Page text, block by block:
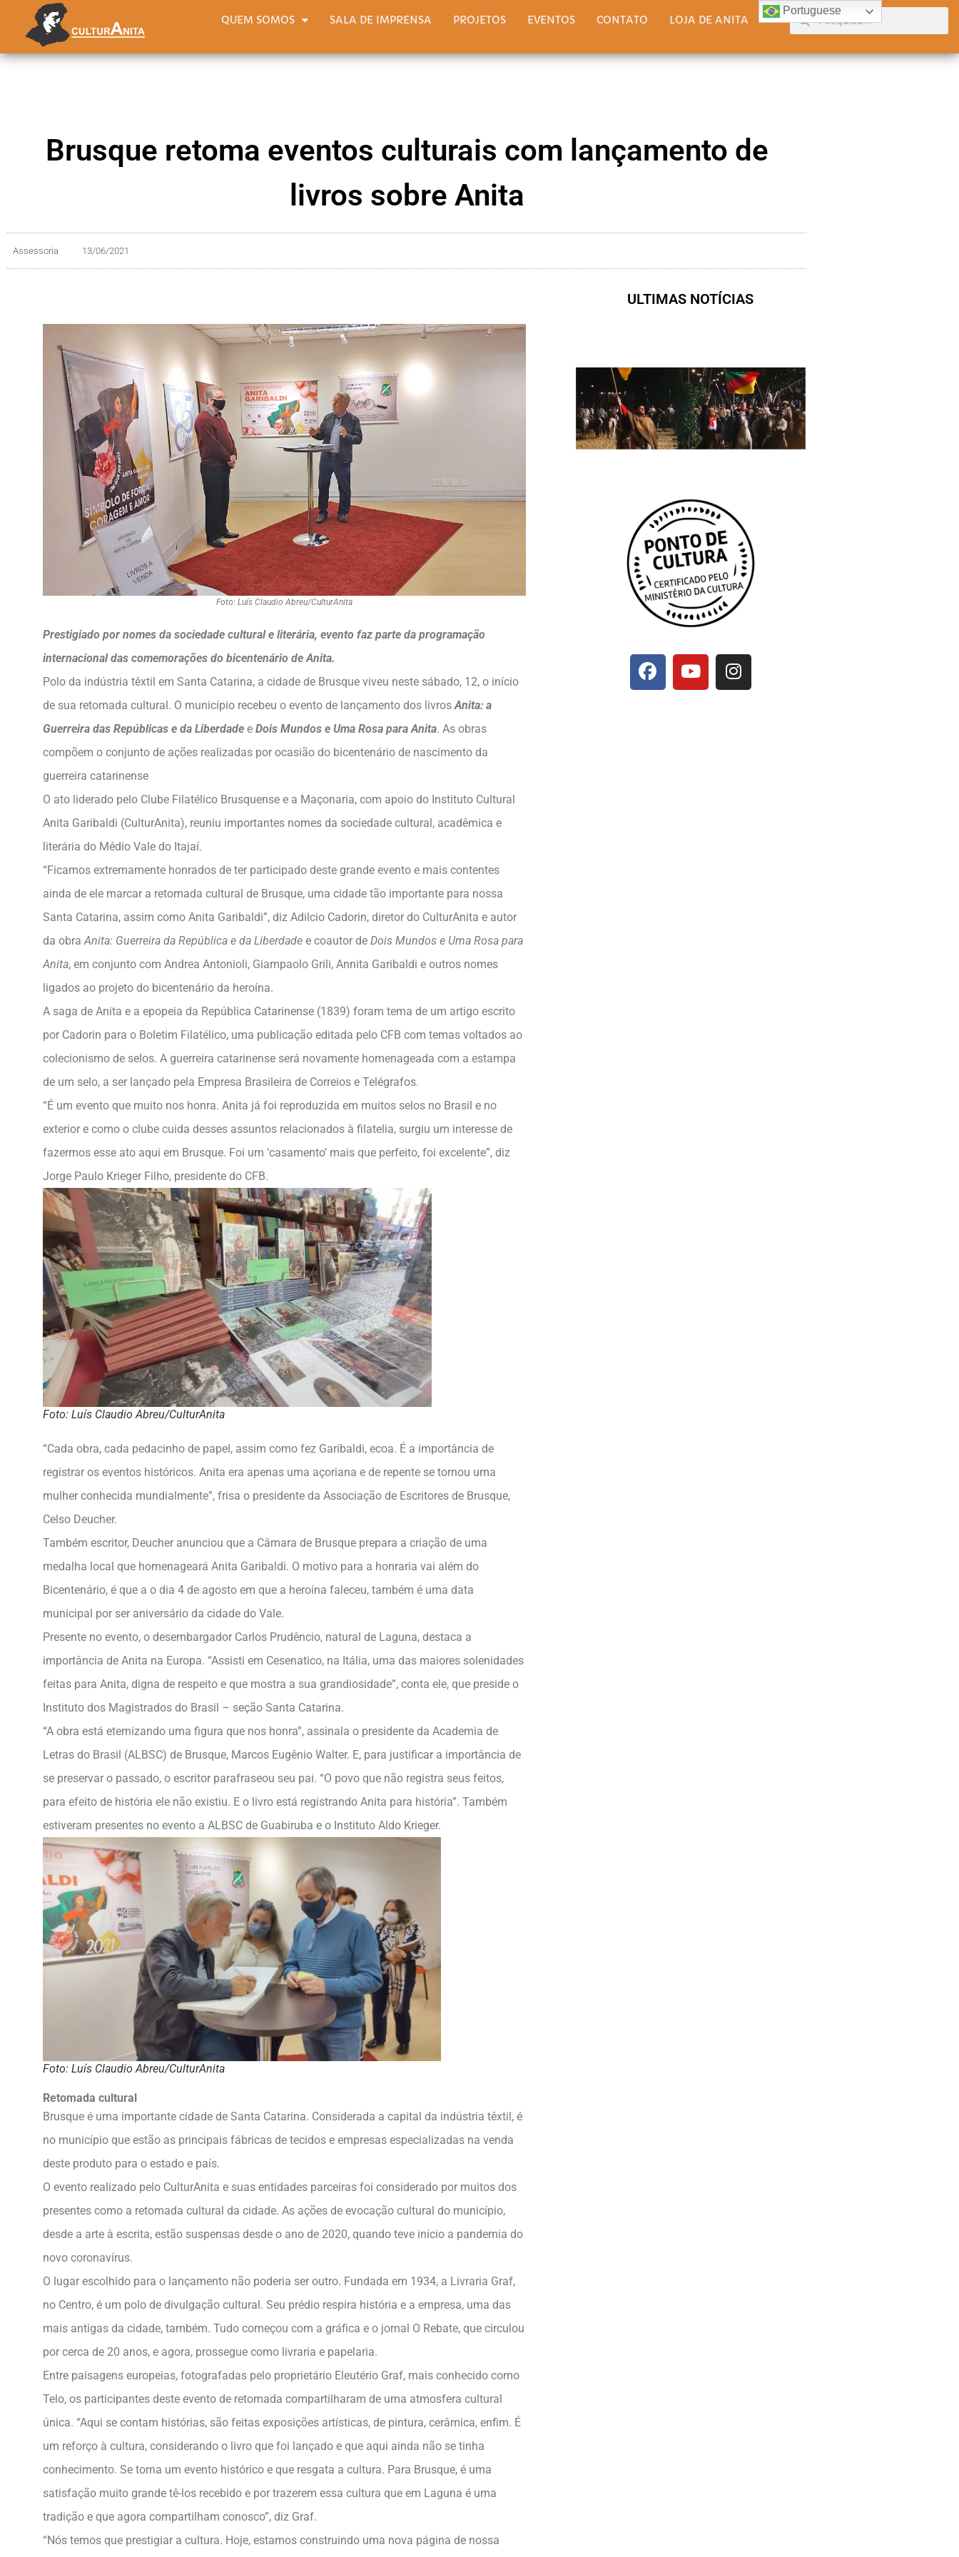
QUEM SOMOS SALA DE IMPRENSA PROJETOS EVENTOS CONTATO LOJA DE ANITA
Brusque retoma eventos culturais com lançamento de
livros sobre Anita
Assessoria 13/06/2021
Foto: Luís Claudio Abreu/CulturAnita
Prestigiado por nomes da sociedade cultural e literária, evento faz parte da programação
internacional das comemorações do bicentenário de Anita.
Polo da indústria têxtil em Santa Catarina, a cidade de Brusque viveu neste sábado, 12, o início
de sua retomada cultural. O município recebeu o evento de lançamento dos livros Anita: a
Guerreira das Repúblicas e da Liberdade e Dois Mundos e Uma Rosa para Anita. As obras
compõem o conjunto de ações realizadas por ocasião do bicentenário de nascimento da
guerreira catarinense
O ato liderado pelo Clube Filatélico Brusquense e a Maçonaria, com apoio do Instituto Cultural
Anita Garibaldi (CulturAnita), reuniu importantes nomes da sociedade cultural, acadêmica e
literária do Médio Vale do Itajaí.
“Ficamos extremamente honrados de ter participado deste grande evento e mais contentes
ainda de ele marcar a retomada cultural de Brusque, uma cidade tão importante para nossa
Santa Catarina, assim como Anita Garibaldi”, diz Adilcio Cadorin, diretor do CulturAnita e autor
da obra Anita: Guerreira da República e da Liberdade e coautor de Dois Mundos e Uma Rosa para
Anita, em conjunto com Andrea Antonioli, Giampaolo Grili, Annita Garibaldi e outros nomes
ligados ao projeto do bicentenário da heroína.
A saga de Anita e a epopeia da República Catarinense (1839) foram tema de um artigo escrito
por Cadorin para o Boletim Filatélico, uma publicação editada pelo CFB com temas voltados ao
colecionismo de selos. A guerreira catarinense será novamente homenageada com a estampa
de um selo, a ser lançado pela Empresa Brasileira de Correios e Telégrafos.
“É um evento que muito nos honra. Anita já foi reproduzida em muitos selos no Brasil e no
exterior e como o clube cuida desses assuntos relacionados à filatelia, surgiu um interesse de
fazermos esse ato aqui em Brusque. Foi um ‘casamento’ mais que perfeito, foi excelente”, diz
Jorge Paulo Krieger Filho, presidente do CFB.
Foto: Luís Claudio Abreu/CulturAnita
“Cada obra, cada pedacinho de papel, assim como fez Garibaldi, ecoa. É a importância de
registrar os eventos históricos. Anita era apenas uma açoriana e de repente se tornou uma
mulher conhecida mundialmente”, frisa o presidente da Associação de Escritores de Brusque,
Celso Deucher.
Também escritor, Deucher anunciou que a Câmara de Brusque prepara a criação de uma
medalha local que homenageará Anita Garibaldi. O motivo para a honraria vai além do
Bicentenário, é que a o dia 4 de agosto em que a heroína faleceu, também é uma data
municipal por ser aniversário da cidade do Vale.
Presente no evento, o desembargador Carlos Prudêncio, natural de Laguna, destaca a
importância de Anita na Europa. “Assisti em Cesenatico, na Itália, uma das maiores solenidades
feitas para Anita, digna de respeito e que mostra a sua grandiosidade”, conta ele, que preside o
Instituto dos Magistrados do Brasil – seção Santa Catarina.
“A obra está eternizando uma figura que nos honra”, assinala o presidente da Academia de
Letras do Brasil (ALBSC) de Brusque, Marcos Eugênio Walter. E, para justificar a importância de
se preservar o passado, o escritor parafraseou seu pai. “O povo que não registra seus feitos,
para efeito de história ele não existiu. E o livro está registrando Anita para história”. Também
estiveram presentes no evento a ALBSC de Guabiruba e o Instituto Aldo Krieger.
Foto: Luís Claudio Abreu/CulturAnita
Retomada cultural
Brusque é uma importante cidade de Santa Catarina. Considerada a capital da indústria têxtil, é
no município que estão as principais fábricas de tecidos e empresas especializadas na venda
deste produto para o estado e país.
O evento realizado pelo CulturAnita e suas entidades parceiras foi considerado por muitos dos
presentes como a retomada cultural da cidade. As ações de evocação cultural do município,
desde a arte à escrita, estão suspensas desde o ano de 2020, quando teve início a pandemia do
novo coronavírus.
O lugar escolhido para o lançamento não poderia ser outro. Fundada em 1934, a Livraria Graf,
no Centro, é um polo de divulgação cultural. Seu prédio respira história e a empresa, uma das
mais antigas da cidade, também. Tudo começou com a gráfica e o jornal O Rebate, que circulou
por cerca de 20 anos, e agora, prossegue como livraria e papelaria.
Entre paisagens europeias, fotografadas pelo proprietário Eleutério Graf, mais conhecido como
Telo, os participantes deste evento de retomada compartilharam de uma atmosfera cultural
única. “Aqui se contam histórias, são feitas exposições artísticas, de pintura, cerâmica, enfim. É
um reforço à cultura, considerando o livro que foi lançado e que aqui ainda não se tinha
conhecimento. Se torna um evento histórico e que resgata a cultura. Para Brusque, é uma
satisfação muito grande tê-los recebido e por trazerem essa cultura que em Laguna é uma
tradição e que agora compartilham conosco”, diz Graf.
“Nós temos que prestigiar a cultura. Hoje, estamos construindo uma nova página de nossa
ULTIMAS NOTÍCIAS
Portuguese